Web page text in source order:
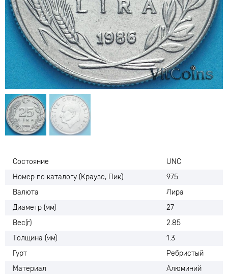
Состояние
UNC
Номер по каталогу (Краузе, Пик)
975
Валюта
Лира
Диаметр (мм)
27
Вес(г)
2.85
Толщина (мм)
1.3
Гурт
Ребристый
Материал
Алюминий